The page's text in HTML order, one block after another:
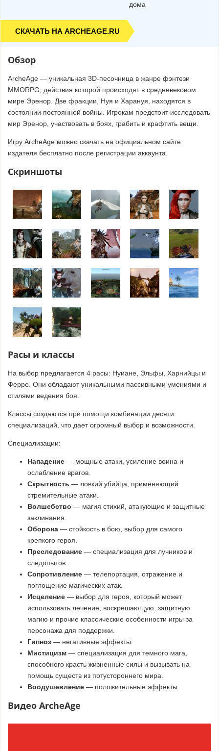
дома
СКАЧАТЬ НА ARCHEAGE.RU
Обзор
ArcheAge — уникальная 3D-песочница в жанре фэнтези
MMORPG, действия которой происходят в средневековом
мире Эренор. Две фракции, Нуя и Харануя, находятся в
состоянии постоянной войны. Игрокам предстоит исследовать
мир Эренор, участвовать в боях, грабить и крафтить вещи.
Игру ArcheAge можно скачать на официальном сайте
издателя бесплатно после регистрации аккаунта.
Скриншоты
Расы и классы
На выбор предлагается 4 расы: Нуиане, Эльфы, Харнийцы и
Ферре. Они обладают уникальными пассивными умениями и
стилями ведения боя.
Классы создаются при помощи комбинации десяти
специализаций, что дает огромный выбор и возможности.
Специализации:
Нападение — мощные атаки, усиление воина и
ослабление врагов.
Скрытность — ловкий убийца, применяющий
стремительные атаки.
Волшебство — магия стихий, атакующие и защитные
заклинания.
Оборона — стойкость в бою, выбор для самого
крепкого героя.
Преследование — специализация для лучников и
следопытов.
Сопротивление — телепортация, отражение и
поглощение магических атак.
Исцеление — выбор для героя, который может
использовать лечение, воскрешающую, защитную
магию и прочие классические особенности игры за
персонажа для поддержки.
Гипноз — негативные эффекты.
Мистицизм — специализация для темного мага,
способного красть жизненные силы и вызывать на
помощь существ из потустороннего мира.
Воодушевление — положительные эффекты.
Видео ArcheAge